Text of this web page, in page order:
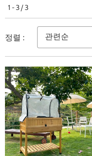
1 - 3 / 3
정렬 :